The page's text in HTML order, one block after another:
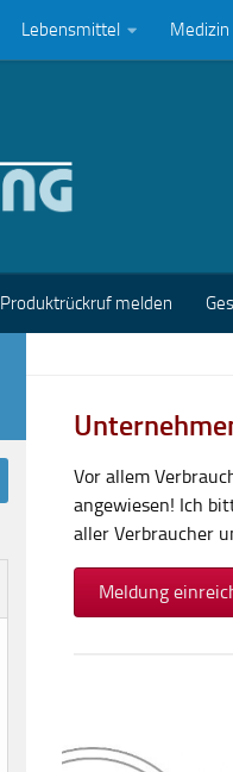
Lebensmittel Medizin
Produktrückruf melden
Vor allem
angewiesen! Ich
aller Verbraucher
Meldung